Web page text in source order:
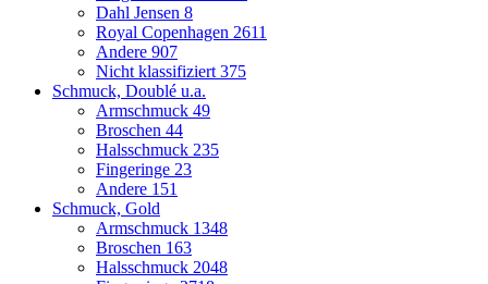
Dahl Jensen 8
Royal Copenhagen 2611
Andere 907
Nicht klassifiziert 375
Schmuck, Doublé u.a.
Armschmuck 49
Broschen 44
Halsschmuck 235
Fingeringe 23
Andere 151
Schmuck, Gold
Armschmuck 1348
Broschen 163
Halsschmuck 2048